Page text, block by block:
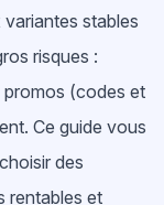
stables
risques :
(codes et
Ce guide vous
des
rentables et